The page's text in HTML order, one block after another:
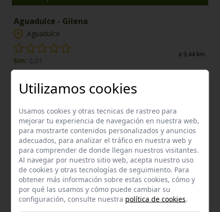
Aguadulce - Gilena
Aguadulce
Km: 0,01
a 9,44 km.
desafio
Marinaleda
Lineal
Km:0,01
a 12,87 km.
Enclaves de interés próximos
Bien del Catálogo General
Tajo montero
Estepa a 1,05 km.
Utilizamos cookies
Usamos cookies y otras tecnicas de rastreo para
mejorar tu experiencia de navegación en nuestra web,
para mostrarte contenidos personalizados y anuncios
adecuados, para analizar el tráfico en nuestra web y
para comprender de donde llegan nuestros visitantes.
Al navegar por nuestro sitio web, acepta nuestro uso
de cookies y otras tecnologías de seguimiento. Para
obtener más información sobre estas cookies, cómo y
por qué las usamos y cómo puede cambiar su
configuración, consulte nuestra política de cookies.